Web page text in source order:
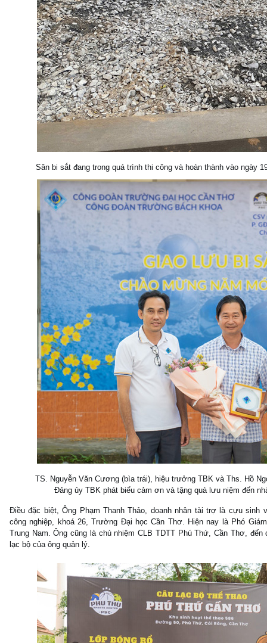
Sân bi sắt đang trong quá trình thi công và hoàn thành vào ngày
TS. Nguyễn Văn Cương (bìa trái), hiệu trưởng TBK và Ths. Hồ
Đảng ủy TBK phát biểu cảm ơn và tặng quà lưu niệm đến
Điều đặc biệt, Ông Phạm Thanh Thảo, doanh nhân tài trợ là cựu sinh
công nghiệp, khoá 26, Trường Đại học Cần Thơ. Hiện nay là Phó
Trung Nam. Ông cũng là chủ nhiệm CLB TDTT Phú Thứ, Cần Thơ,
lạc bộ của ông quản lý.